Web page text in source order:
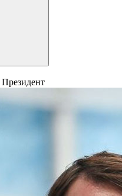
Президент